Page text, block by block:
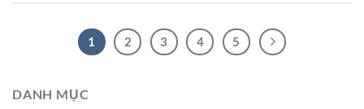
1 2 3 4 5
DANH MỤC